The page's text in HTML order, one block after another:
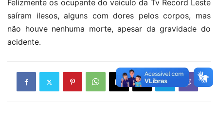
Felizmente os ocupante do veículo da Tv Record Leste
saíram ilesos, alguns com dores pelos corpos, mas
não houve nenhuma morte, apesar da gravidade do
acidente.